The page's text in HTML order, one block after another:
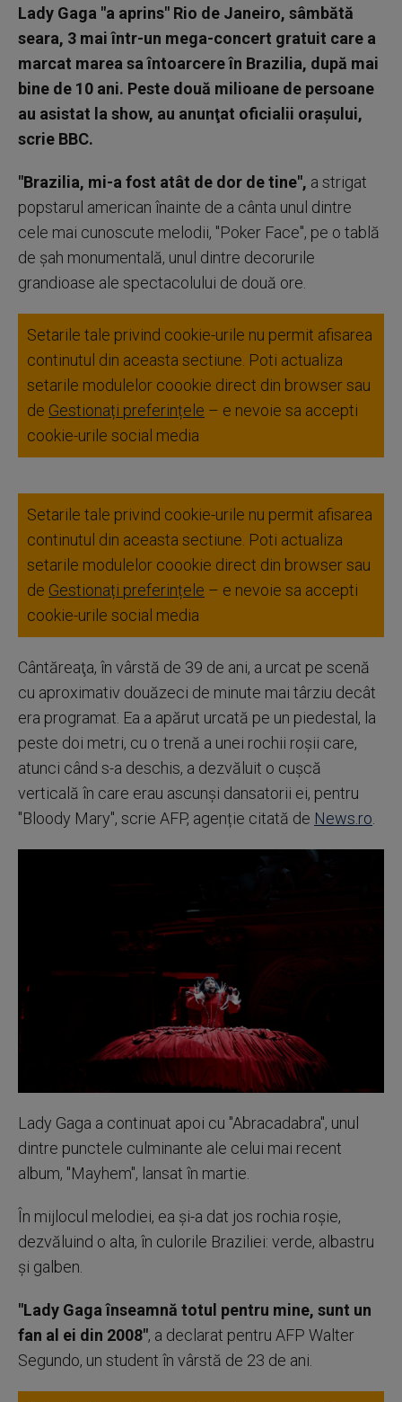
Lady Gaga "a aprins" Rio de Janeiro, sâmbătă
seara, 3 mai într-un mega-concert gratuit care a
marcat marea sa întoarcere în Brazilia, după mai
bine de 10 ani. Peste două milioane de persoane
au asistat la show, au anunţat oficialii oraşului,
scrie BBC.
"Brazilia, mi-a fost atât de dor de tine", a strigat
popstarul american înainte de a cânta unul dintre
cele mai cunoscute melodii, "Poker Face", pe o tablă
de şah monumentală, unul dintre decorurile
grandioase ale spectacolului de două ore.
Setarile tale privind cookie-urile nu permit afisarea
continutul din aceasta sectiune. Poti actualiza
setarile modulelor coookie direct din browser sau
de Gestionați preferințele – e nevoie sa accepti
cookie-urile social media
Setarile tale privind cookie-urile nu permit afisarea
continutul din aceasta sectiune. Poti actualiza
setarile modulelor coookie direct din browser sau
de Gestionați preferințele – e nevoie sa accepti
cookie-urile social media
Cântăreaţa, în vârstă de 39 de ani, a urcat pe scenă
cu aproximativ douăzeci de minute mai târziu decât
era programat. Ea a apărut urcată pe un piedestal, la
peste doi metri, cu o trenă a unei rochii roşii care,
atunci când s-a deschis, a dezvăluit o cuşcă
verticală în care erau ascunşi dansatorii ei, pentru
"Bloody Mary", scrie AFP, agenție citată de News.ro
Lady Gaga a continuat apoi cu "Abracadabra", unul
dintre punctele culminante ale celui mai recent
album, "Mayhem", lansat în martie.
În mijlocul melodiei, ea şi-a dat jos rochia roşie,
dezvăluind o alta, în culorile Braziliei: verde, albastru
şi galben.
"Lady Gaga înseamnă totul pentru mine, sunt un
fan al ei din 2008", a declarat pentru AFP Walter
Segundo, un student în vârstă de 23 de ani.